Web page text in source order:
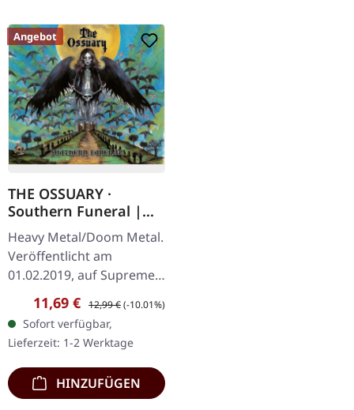
Angebot
THE OSSUARY ·
Southern Funeral |
DIGIPAK CD
Heavy Metal/Doom Metal.
Veröffentlicht am
01.02.2019, auf Supreme
Chaos Records.
Erstauflage als CD im
DigiPak mit 12-seitigem
Booklet. Geht es dir…
Verkaufspreis:
11,69 € Regulärer Preis:
12,99 €(-10.01%)
Sofort verfügbar,
Lieferzeit: 1-2 Werktage
HINZUFÜGEN